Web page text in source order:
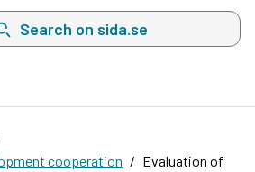
on sida.se, a list with search
cooperation
Evaluation of